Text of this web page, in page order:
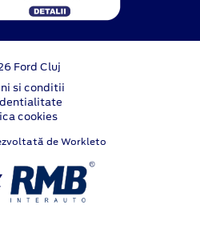
Ford Cluj
si conditii
cookies
de Workleto